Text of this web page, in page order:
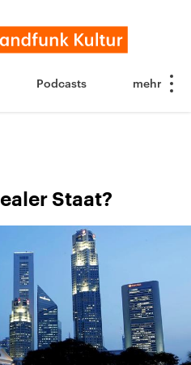
Podcasts
Staat?